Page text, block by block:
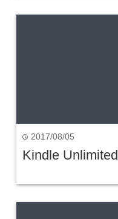
time 2017/08/05
Kindle Unlimited